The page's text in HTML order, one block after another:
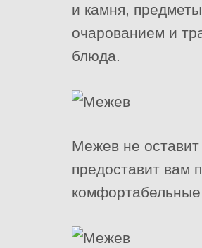
и камня,
очарованием и
блюда.
Межев не
предоставит вам